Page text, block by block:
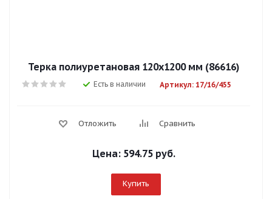
Терка полиуретановая 120х1200 мм (86616)
Есть в наличии Артикул: 17/16/455
Отложить Сравнить
Цена: 594.75 руб.
Купить